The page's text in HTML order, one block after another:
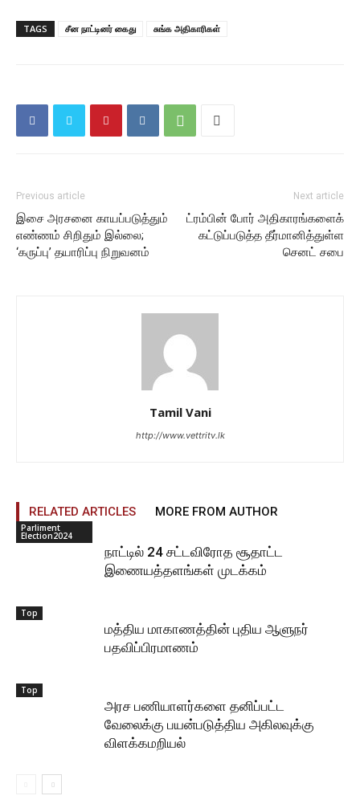
TAGS சீன நாட்டினர் கைது சுங்க அதிகாரிகள்
Previous article
இசை அரசனை காயப்படுத்தும்
எண்ணம் சிறிதும் இல்லை;
‘கருப்பு’ தயாரிப்பு நிறுவனம்
Next article
ட்ரம்பின் போர் அதிகாரங்களைக்
கட்டுப்படுத்த தீர்மானித்துள்ள
செனட் சபை
Tamil Vani
http://www.vettritv.lk
RELATED ARTICLES MORE FROM AUTHOR
Parliment
Election2024
நாட்டில் 24 சட்டவிரோத சூதாட்ட
இணையத்தளங்கள் முடக்கம்
Top
மத்திய மாகாணத்தின் புதிய ஆளுநர்
பதவிப்பிரமாணம்
Top
அரச பணியாளர்களை தனிப்பட்ட
வேலைக்கு பயன்படுத்திய அகிலவுக்கு
விளக்கமறியல்